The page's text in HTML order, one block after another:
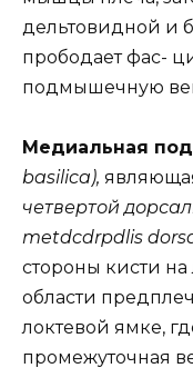
дельтовидной и
прободает фас-
подмышечную
Медиальная
basilica),
четвертой
metdcdrpdlis
стороны кисти
области
локтевой ямке,
промежуточная